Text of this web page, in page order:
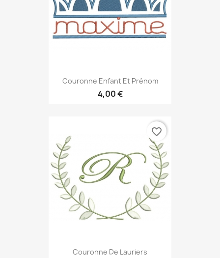
Couronne Enfant Et Prénom
4,00 €
Couronne De Lauriers
favorite_border